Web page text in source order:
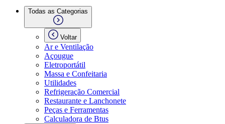
Todas as Categorias
Voltar
Ar e Ventilação
Açougue
Eletroportátil
Massa e Confeitaria
Utilidades
Refrigeração Comercial
Restaurante e Lanchonete
Peças e Ferramentas
Calculadora de Btus